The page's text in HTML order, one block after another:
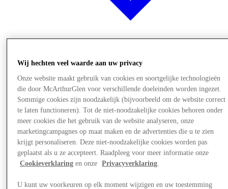
Wij hechten veel waarde aan uw privacy
Onze website maakt gebruik van cookies en soortgelijke technologieën
die door McArthurGlen voor verschillende doeleinden worden ingezet.
Sommige cookies zijn noodzakelijk (bijvoorbeeld om de website correct
te laten functioneren). Tot de niet-noodzakelijke cookies behoren onder
meer cookies die het gebruik van de website analyseren, onze
marketingcampagnes op maat maken en de advertenties die u te zien
krijgt personaliseren. Deze niet-noodzakelijke cookies worden pas
geplaatst als u ze accepteert. Raadpleeg voor meer informatie onze
Cookieverklaring en onze Privacyverklaring
U kunt uw voorkeuren op elk moment wijzigen en uw toestemming